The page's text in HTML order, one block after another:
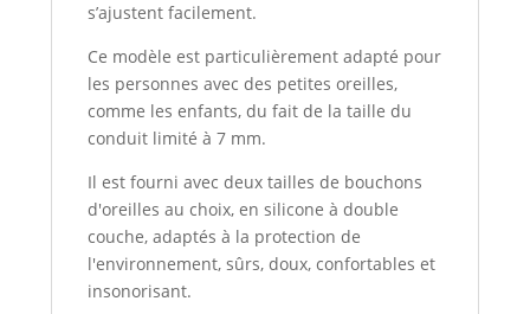
s’ajustent facilement.
Ce modèle est particulièrement adapté pour
les personnes avec des petites oreilles,
comme les enfants, du fait de la taille du
conduit limité à 7 mm.
Il est fourni avec deux tailles de bouchons
d'oreilles au choix, en silicone à double
couche, adaptés à la protection de
l'environnement, sûrs, doux, confortables et
insonorisant.